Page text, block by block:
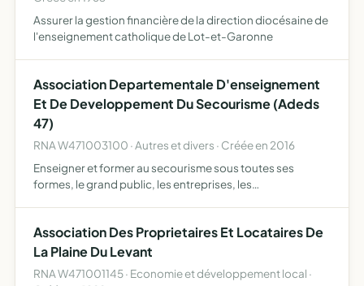
Assurer la gestion financière de la direction diocésaine de
l'enseignement catholique de Lot-et-Garonne
Association Departementale D'enseignement
Et De Developpement Du Secourisme (Adeds
47)
RNA W471003100 · Autres et divers · Créée en 2016
Enseigner et former au secourisme sous toutes ses
formes, le grand public, les entreprises, les
matière de préventi…
Association Des Proprietaires Et Locataires De
La Plaine Du Levant
RNA W471001145 · Economie et développement local ·